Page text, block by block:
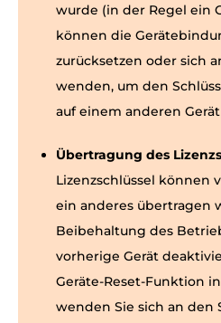
wurde (in der Regel ein
können die
zurücksetzen oder sich
wenden, um den
auf einem anderen
Übertragung des
Lizenzschlüssel können
ein anderes übertragen
Beibehaltung des
vorherige Gerät
Geräte-Reset-Funktion
wenden Sie sich an den